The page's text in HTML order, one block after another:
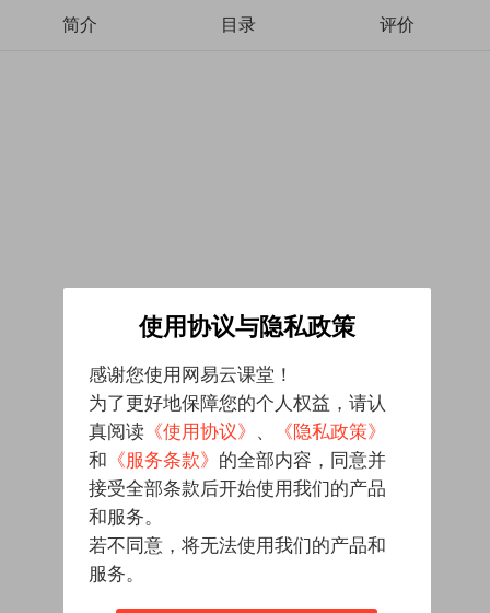
简介 目录 评价
使用协议与隐私政策
感谢您使用网易云课堂！
为了更好地保障您的个人权益，请认
真阅读 《使用协议》 、
《隐私政策》
和 《服务条款》 的全部内容，同意并
接受全部条款后开始使用我们的产品
和服务。
若不同意，将无法使用我们的产品和
服务。